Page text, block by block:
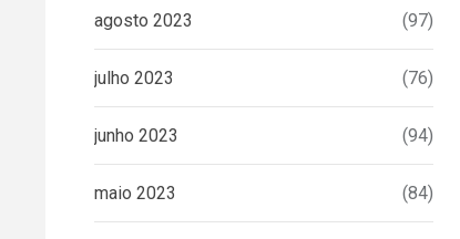
agosto 2023 (97)
julho 2023 (76)
junho 2023 (94)
maio 2023 (84)